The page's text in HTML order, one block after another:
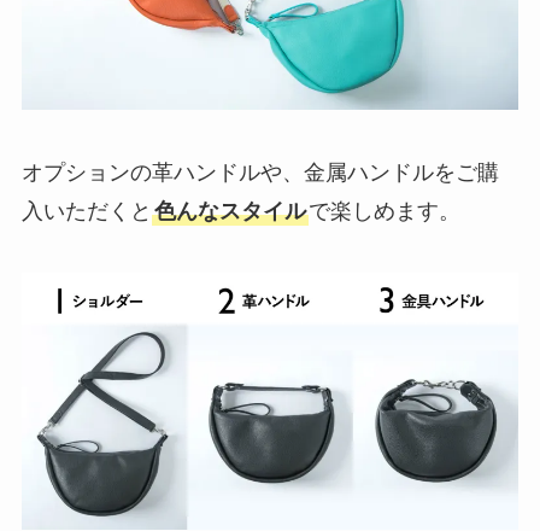
オプションの革ハンドルや、金属ハンドルをご購
入いただくと 色んなスタイルで楽しめます。